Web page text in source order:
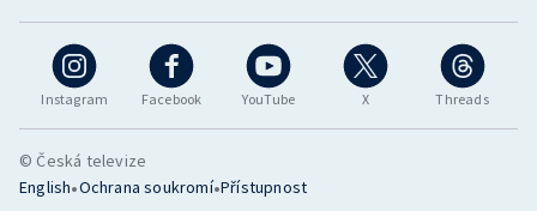
Instagram Facebook YouTube X Threads
© Česká televize
English•Ochrana soukromí•Přístupnost